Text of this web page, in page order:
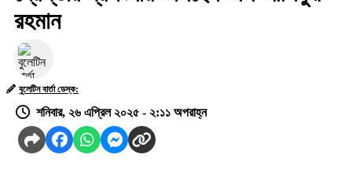
রহমান
বুলেটিন বার্তা ডেস্ক:
শনিবার, ২৬ এপ্রিল ২০২৫ - ২:১১ অপরাহ্ন